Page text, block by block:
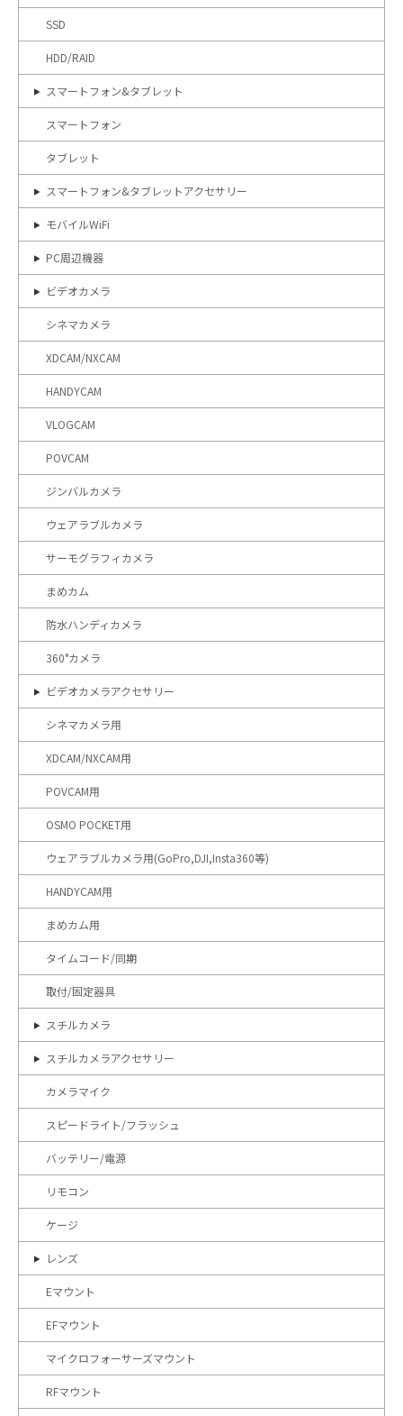
SSD
HDD/RAID
スマートフォン&タブレット
スマートフォン
タブレット
スマートフォン&タブレットアクセサリー
モバイルWiFi
PC周辺機器
ビデオカメラ
シネマカメラ
XDCAM/NXCAM
HANDYCAM
VLOGCAM
POVCAM
ジンバルカメラ
ウェアラブルカメラ
サーモグラフィカメラ
まめカム
防水ハンディカメラ
360°カメラ
ビデオカメラアクセサリー
シネマカメラ用
XDCAM/NXCAM用
POVCAM用
OSMO POCKET用
ウェアラブルカメラ用(GoPro,DJI,Insta360等)
HANDYCAM用
まめカム用
タイムコード/同期
取付/固定器具
スチルカメラ
スチルカメラアクセサリー
カメラマイク
スピードライト/フラッシュ
バッテリー/電源
リモコン
ケージ
レンズ
Eマウント
EFマウント
マイクロフォーサーズマウント
RFマウント